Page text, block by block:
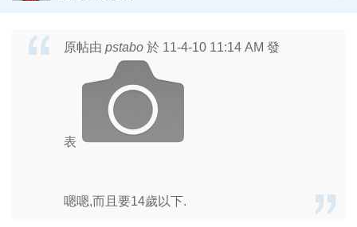
原帖由 pstabo 於 11-4-10 11:14 AM 發
表
嗯嗯,而且要14歲以下.